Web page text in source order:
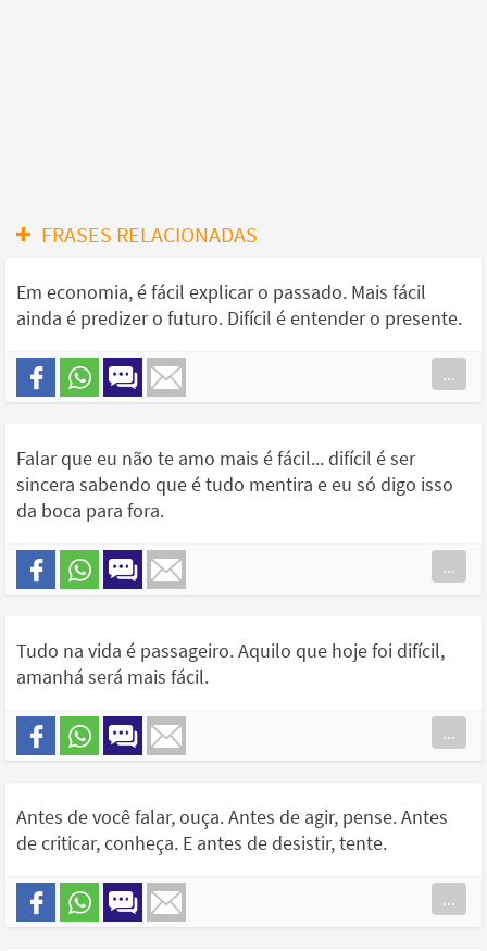
FRASES RELACIONADAS
Em economia, é fácil explicar o passado. Mais fácil
ainda é predizer o futuro. Difícil é entender o presente.
...
Falar que eu não te amo mais é fácil... difícil é ser
sincera sabendo que é tudo mentira e eu só digo isso
da boca para fora.
...
Tudo na vida é passageiro. Aquilo que hoje foi difícil,
amanhá será mais fácil.
...
Antes de você falar, ouça. Antes de agir, pense. Antes
de criticar, conheça. E antes de desistir, tente.
...